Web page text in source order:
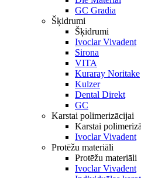
GC Gradia
Šķidrumi
Šķidrumi
Ivoclar Vivadent
Sirona
VITA
Kuraray Noritake
Kulzer
Dental Direkt
GC
Karstai polimerizācijai
Karstai
Ivoclar Vivadent
Protēžu materiāli
Protēžu materiāli
Ivoclar Vivadent